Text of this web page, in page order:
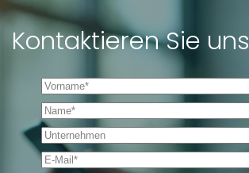
Kontaktieren Sie uns
Vorname *
Name *
Unternehmen
E-Mail *